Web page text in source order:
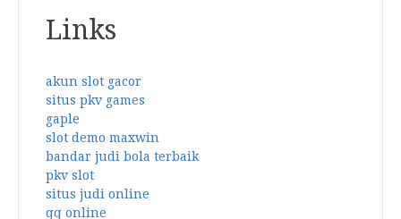
Links
akun slot gacor
situs pkv games
gaple
slot demo maxwin
bandar judi bola terbaik
pkv slot
situs judi online
qq online